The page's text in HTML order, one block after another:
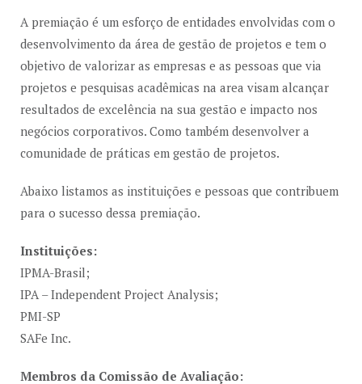
A premiação é um esforço de entidades envolvidas com o
desenvolvimento da área de gestão de projetos e tem o
objetivo de valorizar as empresas e as pessoas que via
projetos e pesquisas acadêmicas na area visam alcançar
resultados de excelência na sua gestão e impacto nos
negócios corporativos. Como também desenvolver a
comunidade de práticas em gestão de projetos.
Abaixo listamos as instituições e pessoas que contribuem
para o sucesso dessa premiação.
Instituições:
IPMA-Brasil;
IPA – Independent Project Analysis;
PMI-SP
SAFe Inc.
Membros da Comissão de Avaliação: